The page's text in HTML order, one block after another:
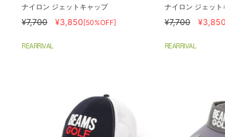
ナイロン ジェットキャップ
¥7,700 ¥3,850[50%OFF]
ナイロン ジェット
¥7,700 ¥3,850
REARRIVAL REARRIVAL